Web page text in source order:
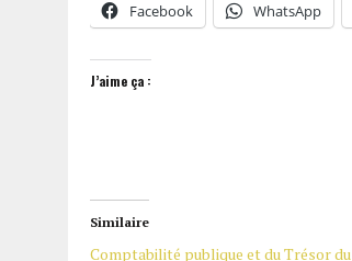
Facebook WhatsApp
J’aime ça :
Similaire
Comptabilité publique et du Trésor du